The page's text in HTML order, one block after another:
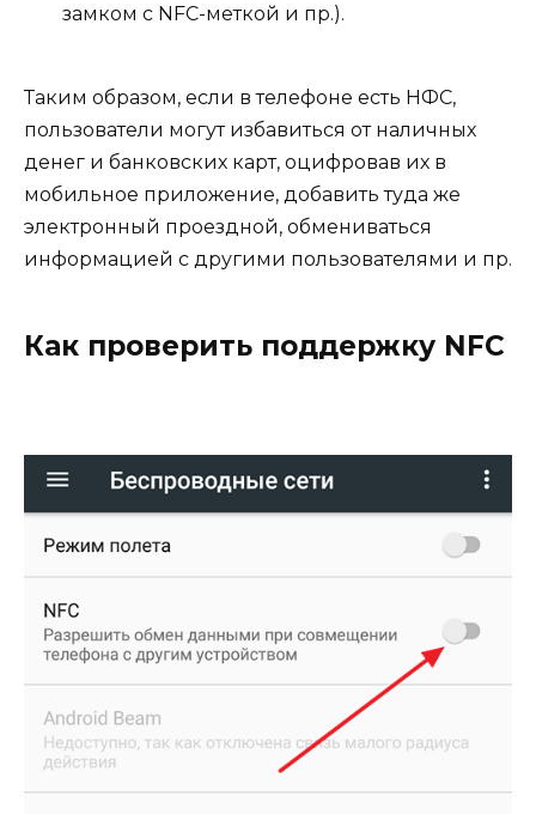
замком с NFC-меткой и пр.).
Таким образом, если в телефоне есть НФС,
пользователи могут избавиться от наличных
денег и банковских карт, оцифровав их в
мобильное приложение, добавить туда же
электронный проездной, обмениваться
информацией с другими пользователями и пр.
Как проверить поддержку NFC